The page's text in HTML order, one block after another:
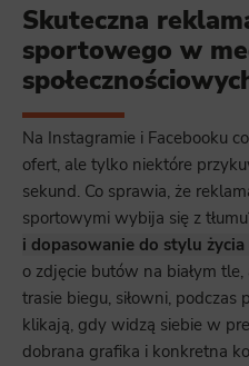
Skuteczna
sportowego w
Na Instagramie i Facebooku
ofert, ale tylko niektóre
sekund. Co sprawia, że
sportowymi wybija się z
i dopasowanie do stylu
o zdjęcie butów na białym
trasie biegu, siłowni, podczas
klikają, gdy widzą siebie w
dobrana grafika i konkretna